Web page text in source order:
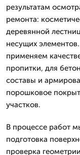
результатам
ремонта:
деревянной
несущих
применяем
пропитки, для
составы и
порошковое
участков.
В процессе работ
подготовка
проверка